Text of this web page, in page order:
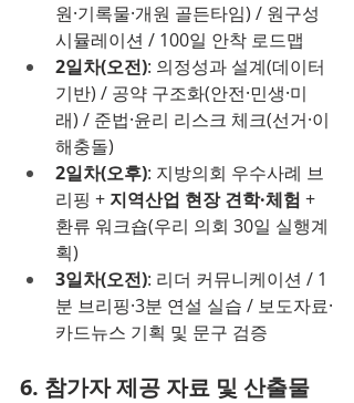
원·기록물·개원 골든타임) / 원구성
시뮬레이션 / 100일 안착 로드맵
2일차(오전): 의정성과 설계(데이터
기반) / 공약 구조화(안전·민생·미
래) / 준법·윤리 리스크 체크(선거·이
해충돌)
2일차(오후): 지방의회 우수사례 브
리핑 + 지역산업 현장 견학·체험 +
환류 워크숍(우리 의회 30일 실행계
획)
3일차(오전): 리더 커뮤니케이션 / 1
분 브리핑·3분 연설 실습 / 보도자료·
카드뉴스 기획 및 문구 검증
6. 참가자 제공 자료 및 산출물